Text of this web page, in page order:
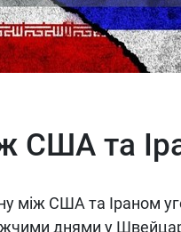
США та
між США та Іраном
днями у